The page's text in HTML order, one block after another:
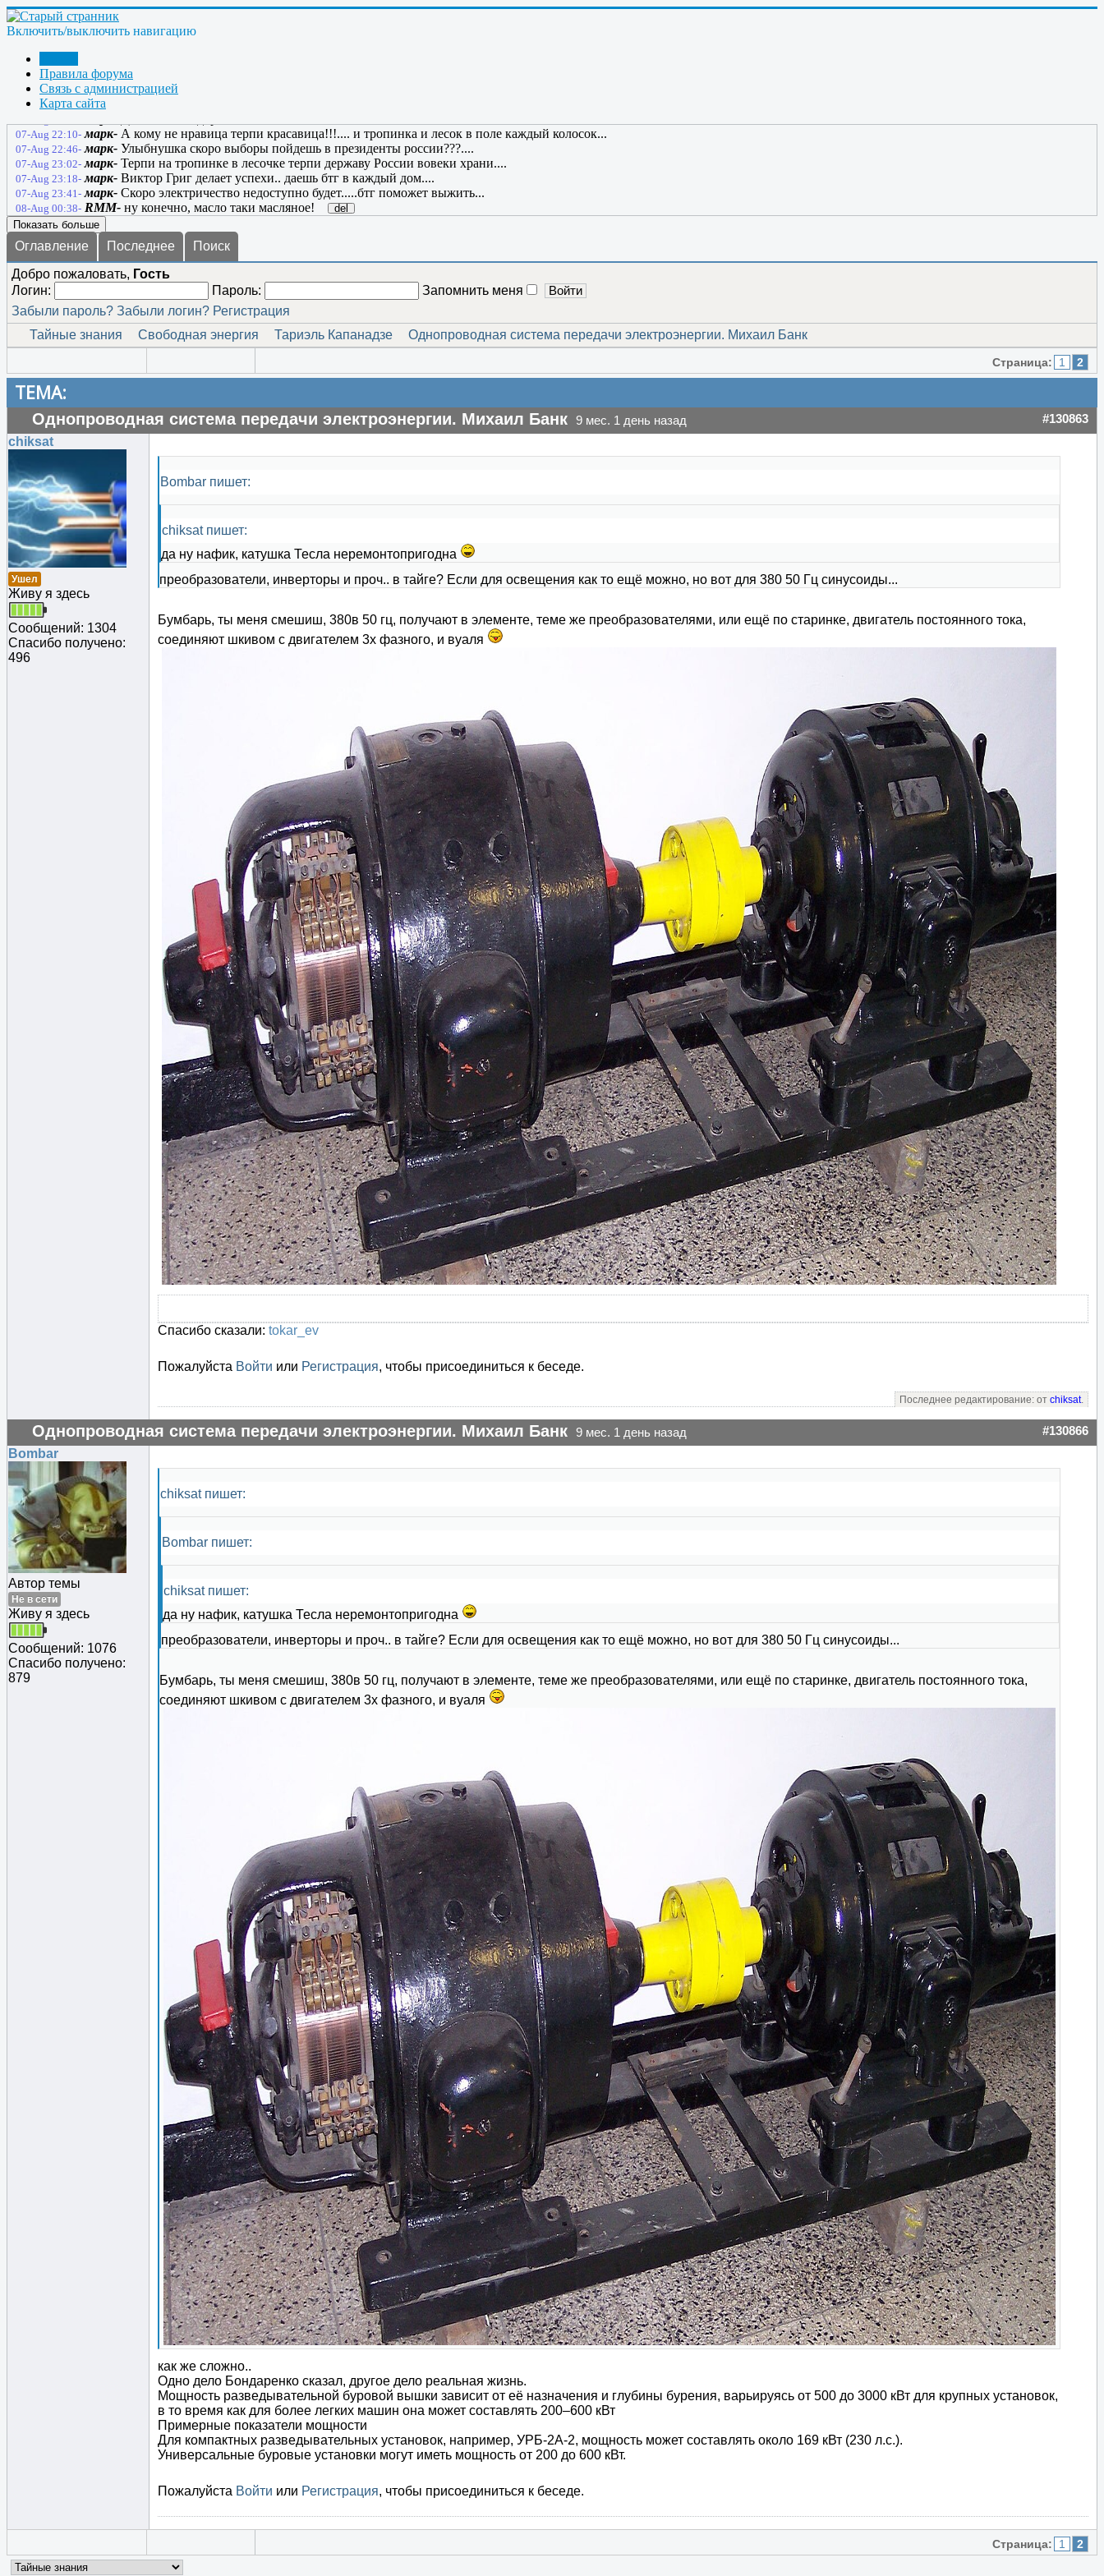
Включить/выключить навигацию
Правила форума
Связь с администрацией
Карта сайта
07-Aug 00:38- марк-Жизнь зародилась 4 миллиарда лет назад с тех пор не чего не изменилось.....
07-Aug 01:33- марк-Все используют заклинания чтоб улучшить свою жизнь!!!....
Токмо, не у всех они работают. Отсюда - не все знания полезны!
07-Aug 13:23-
07-Aug 14:29- марк-А вообще то свет днем на.....не нужен.........
07-Aug 21:41- ulibnusjka-Если бы Россия увидела, что творит Россия в России, то Россия вторглась бы в Россию, чтобы спасти Россию от России.
07-Aug 21:52- марк-
07-Aug 22:10- марк- А кому не нравица терпи красавица!!!.... и тропинка и лесок в поле каждый колосок...
07-Aug 22:46- марк- Улыбнушка скоро выборы пойдешь в президенты россии???....
07-Aug 23:02- марк- Терпи на тропинке в лесочке терпи державу России вовеки храни....
07-Aug 23:18- марк- Виктор Григ делает успехи.. даешь бтг в каждый дом....
07-Aug 23:41- марк- Скоро электричество недоступно будет.....бтг поможет выжить...
08-Aug 00:38- RMM- ну конечно, масло таки масляное!
del
Показать больше
Оглавление Последнее
Поиск
Добро пожаловать, Гость
Логин:
Пароль:
Запомнить меня
Забыли пароль? Забыли логин? Регистрация
Тайные знания
Свободная энергия Тариэль Капанадзе Однопроводная система передачи электроэнергии. Михаил Банк
Страница: 1 2
ТЕМА:
Однопроводная система передачи электроэнергии. Михаил Банк 9 мес. 1 день назад #130863
chiksat
Ушел
Живу я здесь
Сообщений: 1304
Спасибо получено:
496
Bombar пишет:
chiksat пишет:
да ну нафик, катушка Тесла неремонтопригодна
преобразователи, инверторы и проч.. в тайге? Если для освещения как то ещё можно, но вот для 380 50 Гц синусоиды...
Бумбарь, ты меня смешиш, 380в 50 гц, получают в элементе, теме же преобразователями, или ещё по старинке, двигатель постоянного тока,
соединяют шкивом с двигателем 3х фазного, и вуаля
Спасибо сказали: tokar_ev
Пожалуйста Войти или Регистрация, чтобы присоединиться к беседе.
Последнее редактирование: от chiksat.
Однопроводная система передачи электроэнергии. Михаил Банк 9 мес. 1 день назад #130866
Bombar
Автор темы
Не в сети
Живу я здесь
Сообщений: 1076
Спасибо получено:
879
chiksat пишет:
Bombar пишет:
chiksat пишет:
да ну нафик, катушка Тесла неремонтопригодна
преобразователи, инверторы и проч.. в тайге? Если для освещения как то ещё можно, но вот для 380 50 Гц синусоиды...
Бумбарь, ты меня смешиш, 380в 50 гц, получают в элементе, теме же преобразователями, или ещё по старинке, двигатель постоянного тока,
соединяют шкивом с двигателем 3х фазного, и вуаля
как же сложно..
Одно дело Бондаренко сказал, другое дело реальная жизнь.
Мощность разведывательной буровой вышки зависит от её назначения и глубины бурения, варьируясь от 500 до 3000 кВт для крупных установок,
в то время как для более легких машин она может составлять 200–600 кВт
Примерные показатели мощности
Для компактных разведывательных установок, например, УРБ-2А-2, мощность может составлять около 169 кВт (230 л.с.).
Универсальные буровые установки могут иметь мощность от 200 до 600 кВт.
Пожалуйста Войти или Регистрация, чтобы присоединиться к беседе.
Страница: 1 2